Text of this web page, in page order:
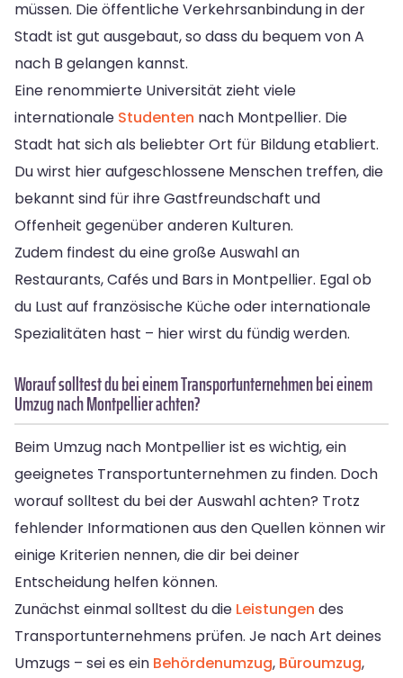
müssen. Die öffentliche Verkehrsanbindung in der
Stadt ist gut ausgebaut, so dass du bequem von A
nach B gelangen kannst.
Eine renommierte Universität zieht viele
internationale Studenten nach Montpellier. Die
Stadt hat sich als beliebter Ort für Bildung etabliert.
Du wirst hier aufgeschlossene Menschen treffen, die
bekannt sind für ihre Gastfreundschaft und
Offenheit gegenüber anderen Kulturen.
Zudem findest du eine große Auswahl an
Restaurants, Cafés und Bars in Montpellier. Egal ob
du Lust auf französische Küche oder internationale
Spezialitäten hast – hier wirst du fündig werden.
Worauf solltest du bei einem Transportunternehmen bei einem
Umzug nach Montpellier achten?
Beim Umzug nach Montpellier ist es wichtig, ein
geeignetes Transportunternehmen zu finden. Doch
worauf solltest du bei der Auswahl achten? Trotz
fehlender Informationen aus den Quellen können wir
einige Kriterien nennen, die dir bei deiner
Entscheidung helfen können.
Zunächst einmal solltest du die Leistungen des
Transportunternehmens prüfen. Je nach Art deines
Umzugs – sei es ein Behördenumzug, Büroumzug,